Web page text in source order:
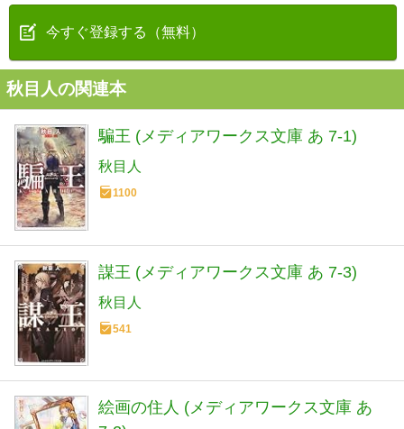
今すぐ登録する（無料）
秋目人の関連本
騙王 (メディアワークス文庫 あ 7-1)
秋目人
1100
謀王 (メディアワークス文庫 あ 7-3)
秋目人
541
絵画の住人 (メディアワークス文庫 あ